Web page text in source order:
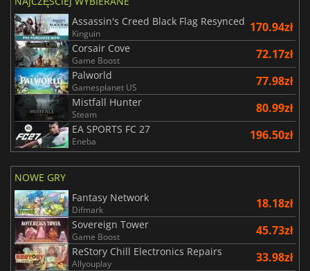
Assassin's Creed Black Flag Resynced
Kinguin 170.94zł
Corsair Cove
Game Boost 72.17zł
Palworld
Gamesplanet US 77.98zł
Mistfall Hunter
Steam 80.99zł
EA SPORTS FC 27
Eneba 196.50zł
NOWE GRY
Fantasy Network
Difmark 18.18zł
Sovereign Tower
Game Boost 45.73zł
ReStory Chill Electronics Repairs
Allyouplay 33.98zł